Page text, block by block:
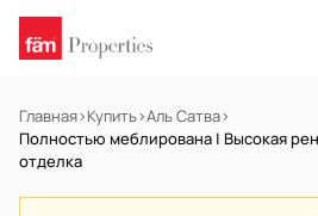
Главная›Купить›Аль Сатва›
Полностью меблирована | Высокая
отделка